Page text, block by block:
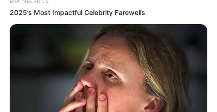
Az ügyben végül a Telex szerint Sirály Katalin, a
közlekedési minisztérium közigazgatási államtitkára
2025’s Most Impactful Celebrity Farewells